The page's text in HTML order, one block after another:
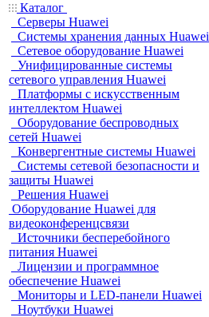
Каталог
Серверы Huawei
Системы хранения данных Huawei
Сетевое оборудование Huawei
Унифицированные системы
сетевого управления Huawei
Платформы с искусственным
интеллектом Huawei
Оборудование беспроводных
сетей Huawei
Конвергентные системы Huawei
Системы сетевой безопасности и
защиты Huawei
Решения Huawei
Оборудование Huawei для
видеоконференцсвязи
Источники бесперебойного
питания Huawei
Лицензии и программное
обеспечение Huawei
Мониторы и LED-панели Huawei
Ноутбуки Huawei